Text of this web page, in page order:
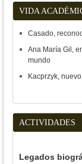
VIDA
Casado,
Ana María Gil,
mundo
Kacprzyk,
ACTIVIDADES
Legados